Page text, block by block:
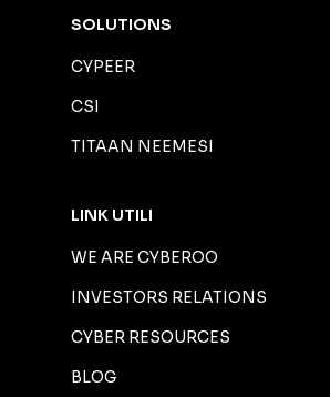
SOLUTIONS
CYPEER
CSI
TITAAN NEEMESI
LINK UTILI
WE ARE CYBEROO
INVESTORS RELATIONS
CYBER RESOURCES
BLOG